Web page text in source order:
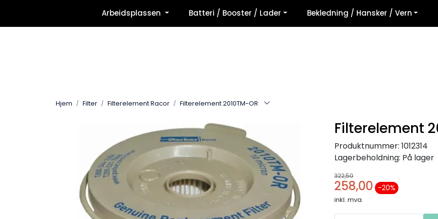
Arbeidsplassen Batteri / Booster / Lader Bekledning / Hansker / Vern
Hjem Filter Filterelement Racor Filterelement 2010TM-OR
Filterelement
Produktnummer: 1012314
Lagerbeholdning: På lager
322,50
258,00 -20 %
inkl. mva.